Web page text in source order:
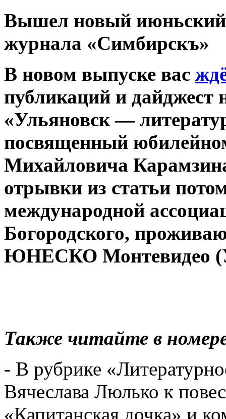
Вышел новый июньский
журнала «Симбирскъ»
В новом выпуске вас
публикаций и дайджест
«Ульяновск —
посвященный
Михайловича
отрывки из статьи
международной
Богородского,
ЮНЕСКО Монтевидео
Также читайте в
- В рубрике
Вячеслава Люлько к
«Капитанская дочка» и